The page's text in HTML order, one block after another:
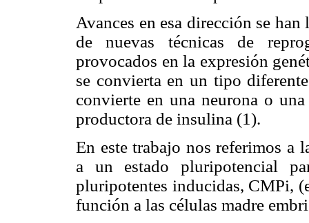
Avances en esa dirección se
de nuevas técnicas de
provocados en la expresión
se convierta en un tipo
convierte en una neurona o
productora de insulina (1).
En este trabajo nos referimos a
a un estado pluripotencial
pluripotentes inducidas, CMPi,
función a las células madre